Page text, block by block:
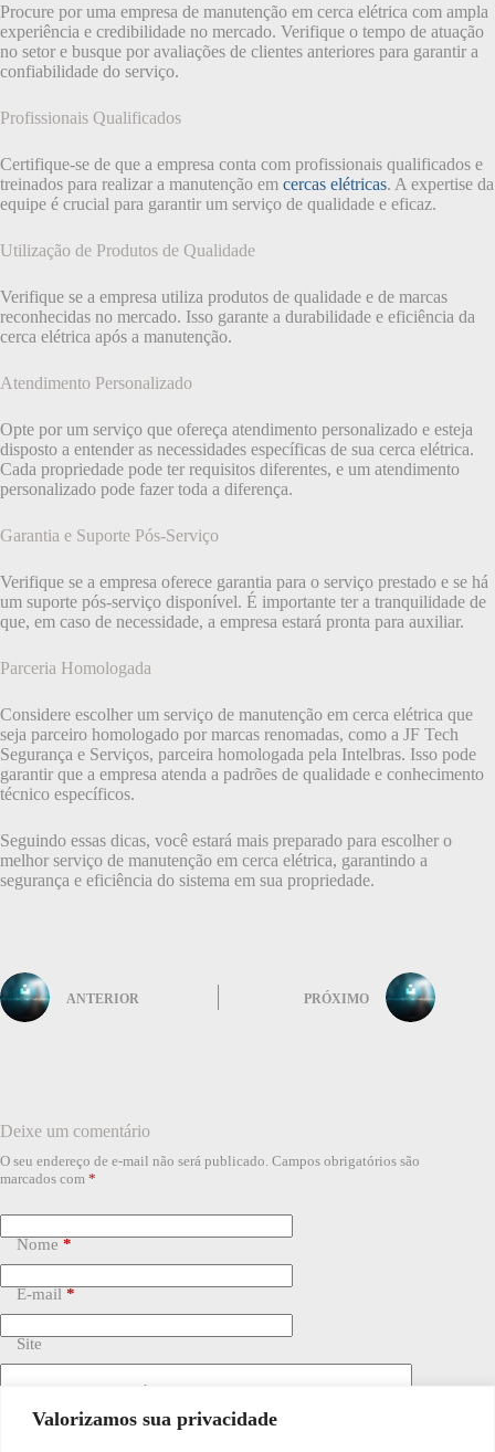
Valorizamos sua privacidade
Procure por uma empresa de manutenção em cerca elétrica com ampla
experiência e credibilidade no mercado. Verifique o tempo de atuação
no setor e busque por avaliações de clientes anteriores para garantir a
confiabilidade do serviço.
Profissionais Qualificados
Certifique-se de que a empresa conta com profissionais qualificados e
treinados para realizar a manutenção em cercas elétricas. A expertise da
equipe é crucial para garantir um serviço de qualidade e eficaz.
Utilização de Produtos de Qualidade
Verifique se a empresa utiliza produtos de qualidade e de marcas
reconhecidas no mercado. Isso garante a durabilidade e eficiência da
cerca elétrica após a manutenção.
Atendimento Personalizado
Opte por um serviço que ofereça atendimento personalizado e esteja
disposto a entender as necessidades específicas de sua cerca elétrica.
Cada propriedade pode ter requisitos diferentes, e um atendimento
personalizado pode fazer toda a diferença.
Garantia e Suporte Pós-Serviço
Verifique se a empresa oferece garantia para o serviço prestado e se há
um suporte pós-serviço disponível. É importante ter a tranquilidade de
que, em caso de necessidade, a empresa estará pronta para auxiliar.
Parceria Homologada
Considere escolher um serviço de manutenção em cerca elétrica que
seja parceiro homologado por marcas renomadas, como a JF Tech
Segurança e Serviços, parceira homologada pela Intelbras. Isso pode
garantir que a empresa atenda a padrões de qualidade e conhecimento
técnico específicos.
Seguindo essas dicas, você estará mais preparado para escolher o
melhor serviço de manutenção em cerca elétrica, garantindo a
segurança e eficiência do sistema em sua propriedade.
ANTERIOR PRÓXIMO
Deixe um comentário
O seu endereço de e-mail não será publicado. Campos obrigatórios são
marcados com *
Nome *
E-mail *
Site
Adicionar comentário